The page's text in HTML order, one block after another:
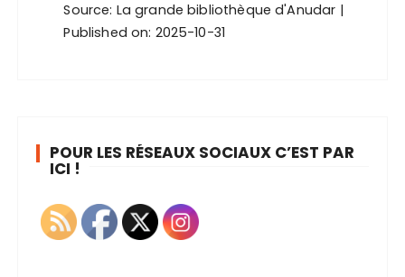
Source: La grande bibliothèque d'Anudar
Published on: 2025-10-31
POUR LES RÉSEAUX SOCIAUX C’EST PAR
ICI !